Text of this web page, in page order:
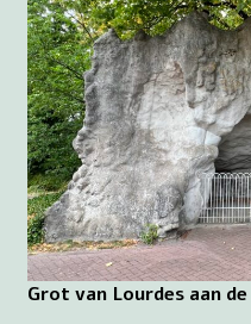
Grot van Lourdes aan